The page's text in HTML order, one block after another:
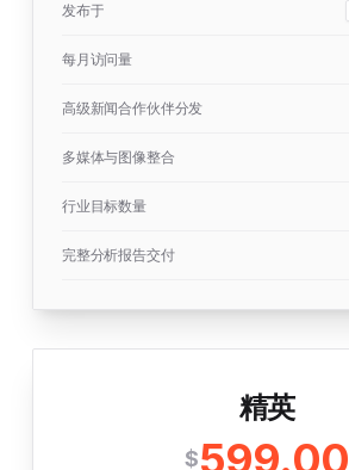
发布于
每月访问量
高级新闻合作伙伴分发
多媒体与图像整合
行业目标数量
完整分析报告交付
精英
$599.00